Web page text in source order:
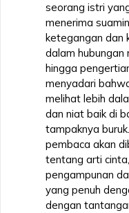
seorang istri
menerima
ketegangan dan
dalam hubungan
hingga
menyadari
melihat lebih
dan niat baik di
tampaknya
pembaca akan
tentang arti
pengampunan
yang penuh
dengan